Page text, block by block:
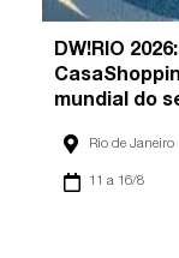
DW!RIO
mundial do
Rio de Janeiro
11 a 16/8